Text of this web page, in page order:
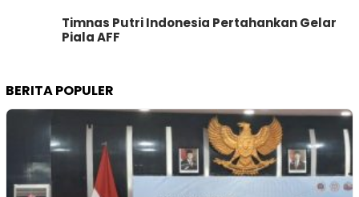
Timnas Putri Indonesia Pertahankan Gelar
Piala AFF
BERITA POPULER